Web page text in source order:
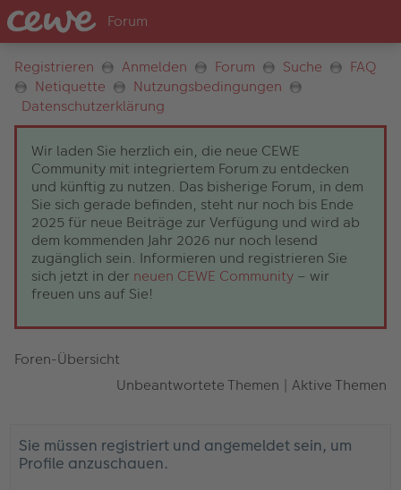
Registrieren Anmelden Forum Suche
FAQ
Netiquette
Nutzungsbedingungen
Datenschutzerklärung
Wir laden Sie herzlich ein, die neue CEWE
Community mit integriertem Forum zu entdecken
und künftig zu nutzen. Das bisherige Forum, in dem
Sie sich gerade befinden, steht nur noch bis Ende
2025 für neue Beiträge zur Verfügung und wird ab
dem kommenden Jahr 2026 nur noch lesend
zugänglich sein. Informieren und registrieren Sie
sich jetzt in der neuen CEWE Community – wir
freuen uns auf Sie!
Foren-Übersicht
Unbeantwortete Themen | Aktive Themen
Sie müssen registriert und angemeldet sein, um
Profile anzuschauen.